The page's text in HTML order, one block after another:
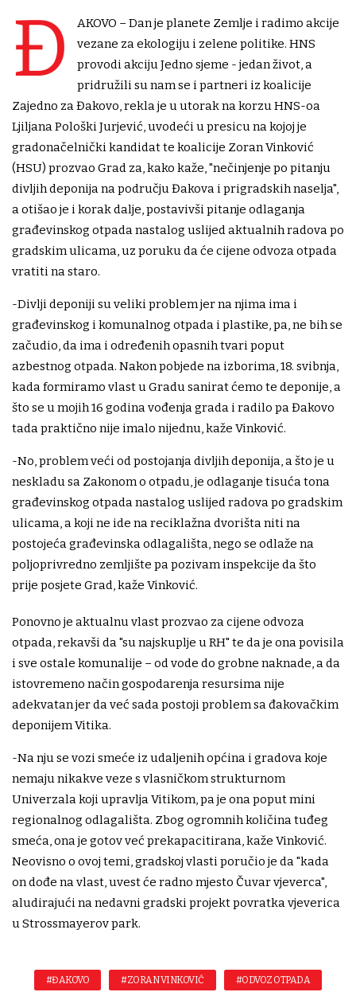
Đ
AKOVO – Dan je planete Zemlje i radimo akcije
vezane za ekologiju i zelene politike. HNS
provodi akciju Jedno sjeme - jedan život, a
pridružili su nam se i partneri iz koalicije
Zajedno za Đakovo, rekla je u utorak na korzu HNS-oa
Ljiljana Pološki Jurjević, uvodeći u presicu na kojoj je
gradonačelnički kandidat te koalicije Zoran Vinković
(HSU) prozvao Grad za, kako kaže, "nečinjenje po pitanju
divljih deponija na području Đakova i prigradskih naselja",
a otišao je i korak dalje, postavivši pitanje odlaganja
građevinskog otpada nastalog uslijed aktualnih radova po
gradskim ulicama, uz poruku da će cijene odvoza otpada
vratiti na staro.
-Divlji deponiji su veliki problem jer na njima ima i
građevinskog i komunalnog otpada i plastike, pa, ne bih se
začudio, da ima i određenih opasnih tvari poput
azbestnog otpada. Nakon pobjede na izborima, 18. svibnja,
kada formiramo vlast u Gradu sanirat ćemo te deponije, a
što se u mojih 16 godina vođenja grada i radilo pa Đakovo
tada praktično nije imalo nijednu, kaže Vinković.
-No, problem veći od postojanja divljih deponija, a što je u
neskladu sa Zakonom o otpadu, je odlaganje tisuća tona
građevinskog otpada nastalog uslijed radova po gradskim
ulicama, a koji ne ide na reciklažna dvorišta niti na
postojeća građevinska odlagališta, nego se odlaže na
poljoprivredno zemljište pa pozivam inspekcije da što
prije posjete Grad, kaže Vinković.
Ponovno je aktualnu vlast prozvao za cijene odvoza
otpada, rekavši da "su najskuplje u RH" te da je ona povisila
i sve ostale komunalije – od vode do grobne naknade, a da
istovremeno način gospodarenja resursima nije
adekvatan jer da već sada postoji problem sa đakovačkim
deponijem Vitika.
-Na nju se vozi smeće iz udaljenih općina i gradova koje
nemaju nikakve veze s vlasničkom strukturnom
Univerzala koji upravlja Vitikom, pa je ona poput mini
regionalnog odlagališta. Zbog ogromnih količina tuđeg
smeća, ona je gotov već prekapacitirana, kaže Vinković.
Neovisno o ovoj temi, gradskoj vlasti poručio je da "kada
on dođe na vlast, uvest će radno mjesto Čuvar vjeverca",
aludirajući na nedavni gradski projekt povratka vjeverica
u Strossmayerov park.
#ĐAKOVO #ZORAN VINKOVIĆ #ODVOZ OTPADA